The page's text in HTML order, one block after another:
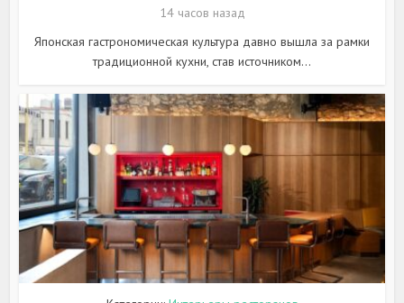
14 часов назад
Японская гастрономическая культура давно вышла за рамки
традиционной кухни, став источником...